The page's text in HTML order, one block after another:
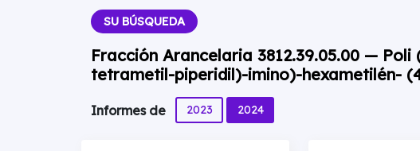
SU BÚSQUEDA
Fracción Arancelaria 3812.39.05.00 —
tetrametil-piperidil)-imino)-hexametilén-
Informes de 2023 2024